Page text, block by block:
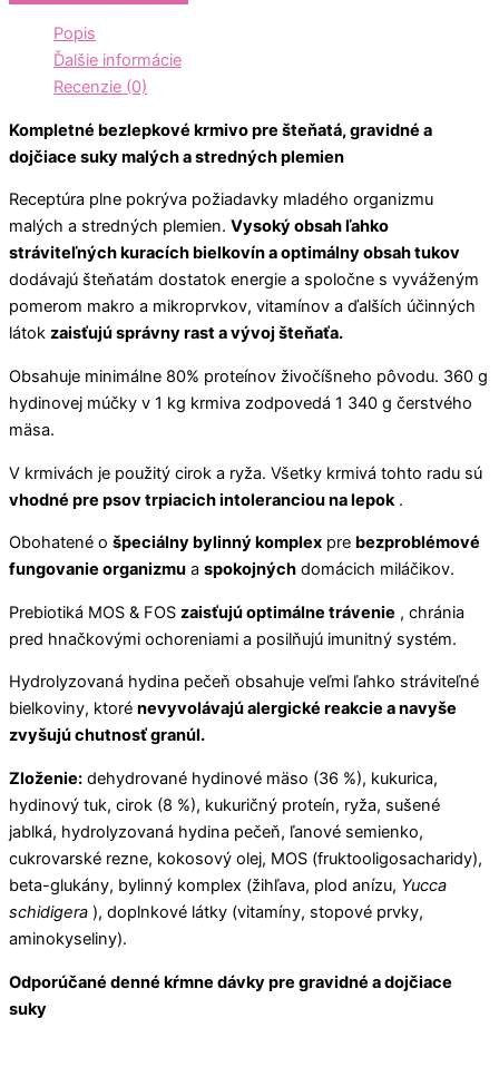
Popis
Ďalšie informácie
Recenzie (0)
Kompletné bezlepkové krmivo pre šteňatá, gravidné a
dojčiace suky malých a stredných plemien
Receptúra plne pokrýva požiadavky mladého organizmu
malých a stredných plemien. Vysoký obsah ľahko
stráviteľných kuracích bielkovín a optimálny obsah tukov
dodávajú šteňatám dostatok energie a spoločne s vyváženým
pomerom makro a mikroprvkov, vitamínov a ďalších účinných
látok zaisťujú správny rast a vývoj šteňaťa.
Obsahuje minimálne 80% proteínov živočíšneho pôvodu. 360 g
hydinovej múčky v 1 kg krmiva zodpovedá 1 340 g čerstvého
mäsa.
V krmivách je použitý cirok a ryža. Všetky krmivá tohto radu sú
vhodné pre psov trpiacich intoleranciou na lepok.
Obohatené o špeciálny bylinný komplex pre bezproblémové
fungovanie organizmu a spokojných domácich miláčikov.
Prebiotiká MOS & FOS zaisťujú optimálne trávenie , chránia
pred hnačkovými ochoreniami a posilňujú imunitný systém.
Hydrolyzovaná hydina pečeň obsahuje veľmi ľahko stráviteľné
bielkoviny, ktoré nevyvolávajú alergické reakcie a navyše
zvyšujú chutnosť granúl.
Zloženie: dehydrované hydinové mäso (36 %), kukurica,
hydinový tuk, cirok (8 %), kukuričný proteín, ryža, sušené
jablká, hydrolyzovaná hydina pečeň, ľanové semienko,
cukrovarské rezne, kokosový olej, MOS (fruktooligosacharidy),
beta-glukány, bylinný komplex (žihľava, plod anízu, Yucca
schidigera ), doplnkové látky (vitamíny, stopové prvky,
aminokyseliny).
Odporúčané denné kŕmne dávky pre gravidné a dojčiace
suky